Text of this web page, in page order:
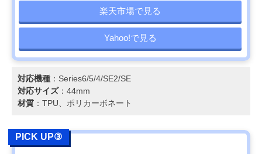
楽天市場で見る
Yahoo!で見る
対応機種 ：Series6/5/4/SE2/SE
対応サイズ：44mm
材質 ：TPU、ポリカーボネート
PICK UP③